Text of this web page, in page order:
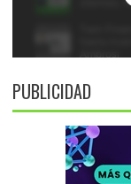
PUBLICIDAD